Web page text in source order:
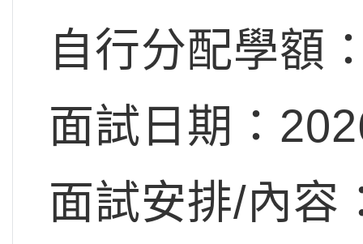
自行分配學額
面試日期：
面試安排/內容